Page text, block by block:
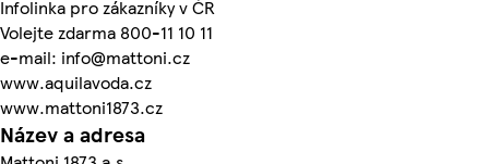
Infolinka pro zákazníky v ČR
Volejte zdarma 800-11 10 11
e-mail: info@mattoni.cz
www.aquilavoda.cz
www.mattoni1873.cz
Název a adresa